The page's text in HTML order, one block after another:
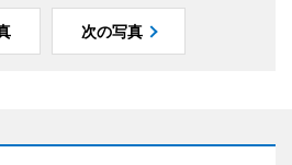
次の写真